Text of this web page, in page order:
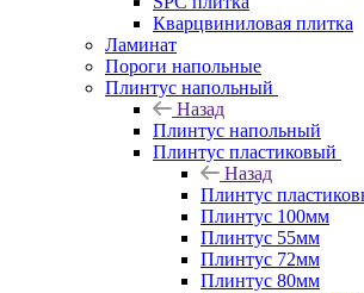
Кварцвиниловая плитка
Ламинат
Пороги напольные
Плинтус напольный
Назад
Плинтус напольный
Плинтус пластиковый
Назад
Плинтус
Плинтус 100мм
Плинтус 55мм
Плинтус 72мм
Плинтус 80мм